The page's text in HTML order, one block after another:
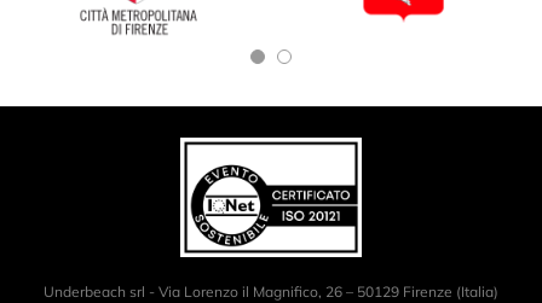
Underbeach srl - Via Lorenzo il Magnifico, 26 – 50129 Firenze (Italia)